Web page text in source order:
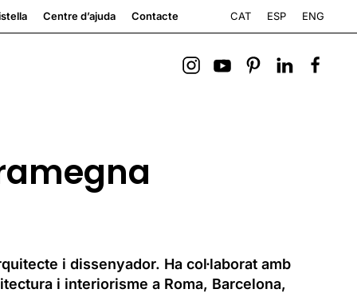
Centre d’ajuda Contacte CAT ESP ENG
i dissenyador. Ha col·laborat amb
i interiorisme a Roma, Barcelona,